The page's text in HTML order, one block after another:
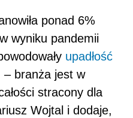
ponad 6%
wyniku pandemii
upadłość
– branża jest w
stracony dla
Wojtal i dodaje,